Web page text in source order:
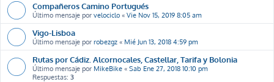
Compañeros Camino Portugués
Último mensaje por velociclo « Vie Nov 15, 2019 8:05 am
Vigo-Lisboa
Último mensaje por robezgz « Mié Jun 13, 2018 4:59 pm
Rutas por Cádiz. Alcornocales, Castellar, Tarifa y Bolonia
Último mensaje por MikeBike « Sab Ene 27, 2018 10:10 pm
Respuestas: 3